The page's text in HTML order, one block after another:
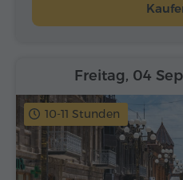
10-11 Stunden
Freitag, 04